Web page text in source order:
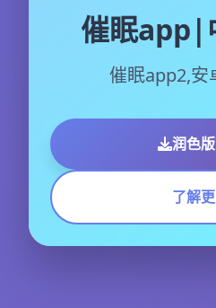
催眠app|
催眠app2,安
润色
了解